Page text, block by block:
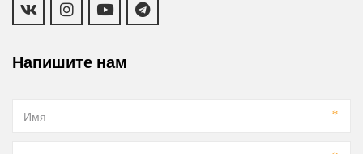
Напишите нам
*